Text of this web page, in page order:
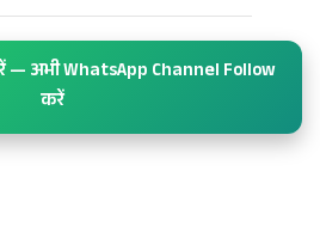
— अभी WhatsApp Channel Follow
करें